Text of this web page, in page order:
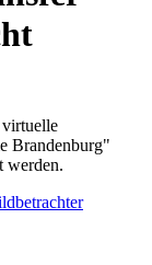
virtuelle
Brandenburg"
werden.